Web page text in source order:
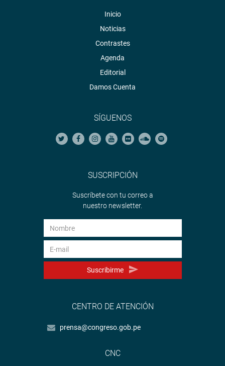
Inicio
Noticias
Contrastes
Agenda
Editorial
Damos Cuenta
SÍGUENOS
SUSCRIPCIÓN
Suscríbete con tu correo a
nuestro newsletter.
Suscribirme
CENTRO DE ATENCIÓN
prensa@congreso.gob.pe
CNC